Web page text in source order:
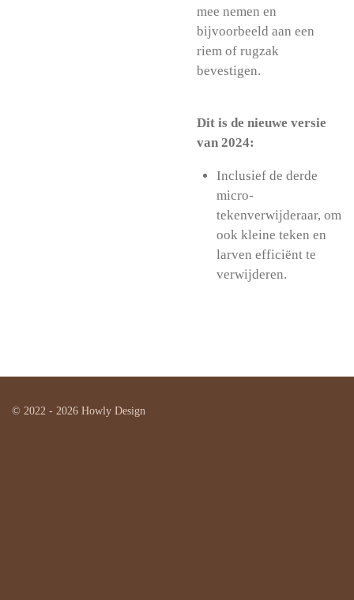
mee nemen en
bijvoorbeeld aan een
riem of rugzak
bevestigen.
Dit is de nieuwe versie
van 2024:
Inclusief de derde
micro-
tekenverwijderaar, om
ook kleine teken en
larven efficiënt te
verwijderen.
© 2022 - 2026 Howly Design